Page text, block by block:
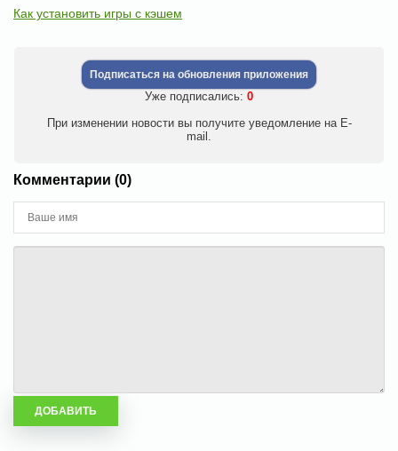
Как установить игры с кэшем
Подписаться на обновления приложения
Уже подписались: 0
При изменении новости вы получите уведомление на E-
mail.
Комментарии (0)